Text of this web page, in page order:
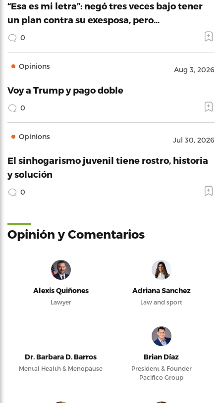
“Esa es mi letra”: negó tres veces bajo tener
un plan contra su exesposa, pero…
0
Opinions Aug 3, 2026
Voy a Trump y pago doble
0
Opinions Jul 30, 2026
El sinhogarismo juvenil tiene rostro, historia
y solución
0
Opinión y Comentarios
Alexis Quiñones
Lawyer
Adriana Sanchez
Law and sport
Dr. Barbara D. Barros
Mental Health & Menopause
Brian Díaz
President & Founder
Pacifico Group